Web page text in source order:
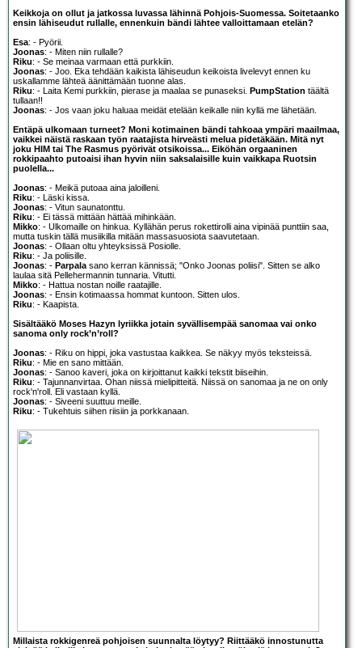
Keikkoja on ollut ja jatkossa luvassa lähinnä Pohjois-Suomessa. Soitetaanko
ensin lähiseudut rullalle, ennenkuin bändi lähtee valloittamaan etelän?
Esa: - Pyörii.
Joonas: - Miten niin rullalle?
Riku: - Se meinaa varmaan että purkkiin.
Joonas: - Joo. Eka tehdään kaikista lähiseudun keikoista livelevyt ennen ku
uskallamme lähteä äänittämään tuonne alas.
Riku: - Laita Kemi purkkiin, pierase ja maalaa se punaseksi. PumpStation täältä
tullaan!!
Joonas: - Jos vaan joku haluaa meidät etelään keikalle niin kyllä me lähetään.
Entäpä ulkomaan turneet? Moni kotimainen bändi tahkoaa ympäri maailmaa,
vaikkei näistä raskaan työn raatajista hirveästi melua pidetäkään. Mitä nyt
joku HIM tai The Rasmus pyörivät otsikoissa... Eiköhän orgaaninen
rokkipaahto putoaisi ihan hyvin niin saksalaisille kuin vaikkapa Ruotsin
puolella...
Joonas: - Meikä putoaa aina jaloilleni.
Riku: - Läski kissa.
Joonas: - Vitun saunatonttu.
Riku: - Ei tässä mittään hättää mihinkään.
Mikko: - Ulkomaille on hinkua. Kyllähän perus rokettirolli aina vipinää punttiin saa,
mutta tuskin tällä musiikilla mitään massasuosiota saavutetaan.
Joonas: - Ollaan oltu yhteyksissä Posiolle.
Riku: - Ja poliisille.
Joonas: - Parpalasano kerran kännissä; "Onko Joonas poliisi". Sitten se alko
laulaa sitä Pellehermannin tunnaria. Vitutti.
Mikko: - Hattua nostan noille raatajille.
Joonas: - Ensin kotimaassa hommat kuntoon. Sitten ulos.
Riku: - Kaapista.
Sisältääkö Moses Hazyn lyriikka jotain syvällisempää sanomaa vai onko
sanoma only rock’n’roll?
Joonas: - Riku on hippi, joka vastustaa kaikkea. Se näkyy myös teksteissä.
Riku: - Mie en sano mittään.
Joonas: - Sanoo kaveri, joka on kirjoittanut kaikki tekstit biiseihin.
Riku: - Tajunnanvirtaa. Ohan niissä mielipitteitä. Niissä on sanomaa ja ne on only
rock'n'roll. Eli vastaan kyllä.
Joonas: - Siveeni suuttuu meille.
Riku: - Tukehtuis siihen riisiin ja porkkanaan.
Millaista rokkigenreä pohjoisen suunnalta löytyy? Riittääkö innostunutta